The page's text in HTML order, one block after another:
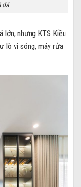
đá
lớn, nhưng KTS Kiều
lò vi sóng, máy rửa